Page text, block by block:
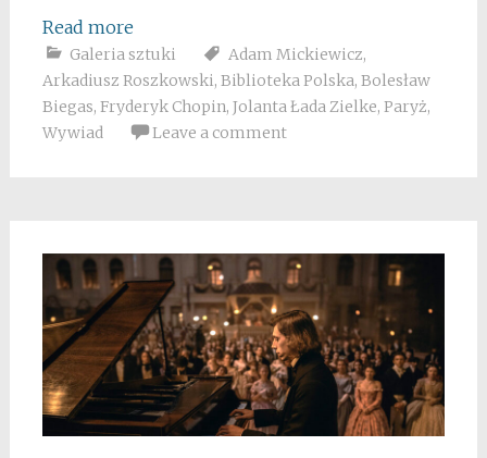
Read more
Galeria sztuki Adam Mickiewicz,
Arkadiusz Roszkowski, Biblioteka Polska, Bolesław
Biegas, Fryderyk Chopin, Jolanta Łada Zielke, Paryż,
Wywiad
Leave a comment